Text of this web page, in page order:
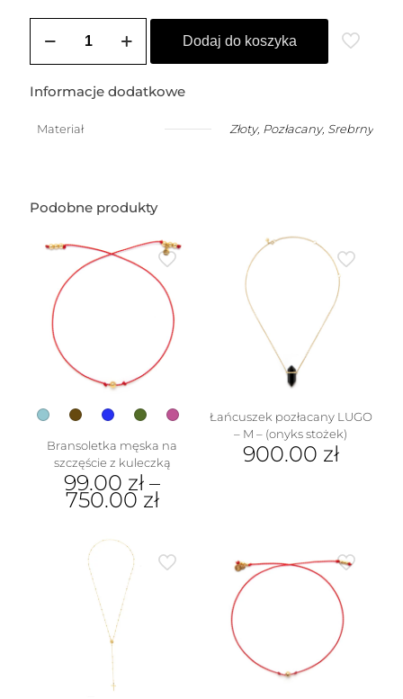
Choker
dowolną
(1
cm)
Dodaj do koszyka
Informacje dodatkowe
Materiał Złoty, Pozłacany, Srebrny
Podobne produkty
Bransoletka męska na
szczęście z kuleczką
99.00 zł –
750.00 zł
produkt
ma
wiele
wariantów.
Opcje
można
wybrać
na
produktu
Łańcuszek pozłacany LUGO
– M – (onyks stożek)
900.00 zł
Opcje
można
produktu